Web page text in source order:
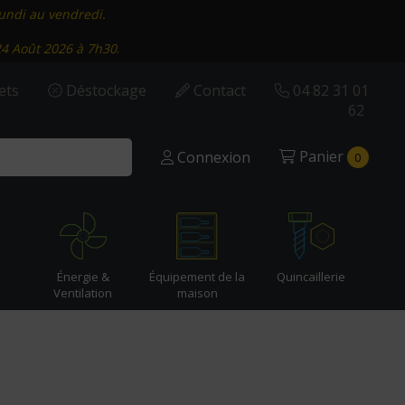
au vendredi.
Août 2026 à 7h30.
Déstockage Contact
04 82 31 01
62
Connexion Panier 0
Énergie &
Ventilation
Équipement de la
maison
Quincaillerie